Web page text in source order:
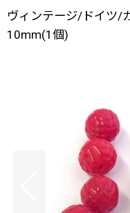
ヴィンテージ/ドイツ/
10mm(1個)